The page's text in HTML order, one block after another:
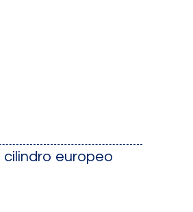
cilindro europeo